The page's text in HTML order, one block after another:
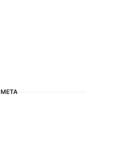
META